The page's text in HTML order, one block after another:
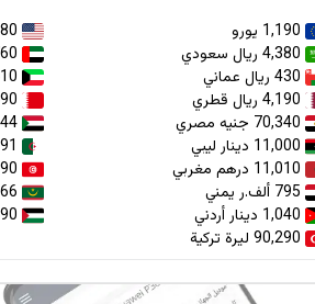
944 ألف.ج سوداني